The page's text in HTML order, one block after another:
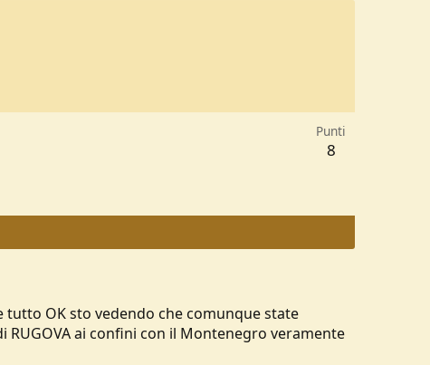
Punti
8
tutto OK sto vedendo che comunque state
ai confini con il Montenegro veramente